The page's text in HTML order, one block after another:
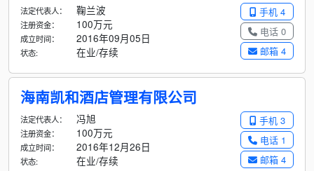
手机 4
电话 0
邮箱 4
法定代表人： 鞠兰波
注册资金： 100万元
成立时间： 2016年09月05日
状态: 在业/存续
海南凯和酒店管理有限公司
手机 3
电话 1
邮箱 4
法定代表人： 冯旭
注册资金： 100万元
成立时间： 2016年12月26日
状态: 在业/存续